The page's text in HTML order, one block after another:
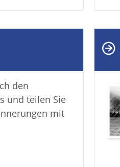
den
und teilen Sie
mit